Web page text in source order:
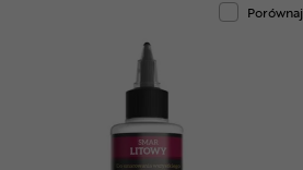
Porównaj